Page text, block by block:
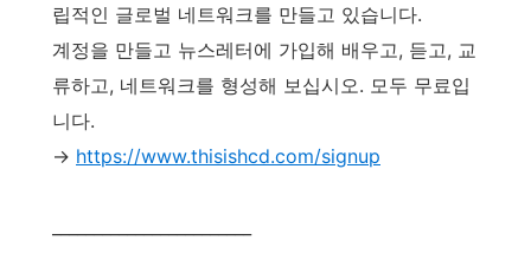
립적인 글로벌 네트워크를 만들고 있습니다.
계정을 만들고 뉴스레터에 가입해 배우고, 듣고, 교
류하고, 네트워크를 형성해 보십시오. 모두 무료입
니다.
→ https://www.thisishcd.com/signup